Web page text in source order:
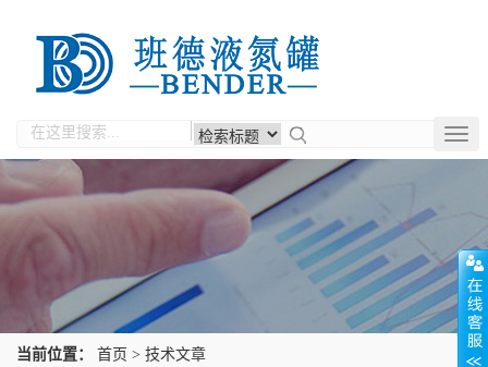
当前位置： 首页 > 技术文章